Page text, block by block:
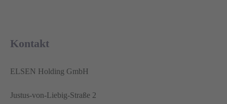
Kontakt
ELSEN Holding GmbH
Justus-von-Liebig-Straße 2